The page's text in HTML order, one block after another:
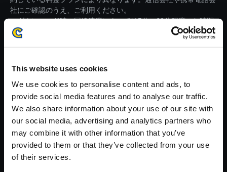
This website uses cookies
We use cookies to personalise content and ads, to
provide social media features and to analyse our traffic.
We also share information about your use of our site with
our social media, advertising and analytics partners who
may combine it with other information that you’ve
provided to them or that they’ve collected from your use
of their services.
社にご確認のうえ、ご利用ください。
・ダウンロード時、回線速度によっては5分～60分程度のお時間
がかかる場合がございます。
※ご購入いただいたファイルのダウンロードの際には、通信環境
【単曲】モンスターハンターク
ロス オリジナル・サウンドトラ